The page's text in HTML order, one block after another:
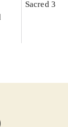
Sacred 3